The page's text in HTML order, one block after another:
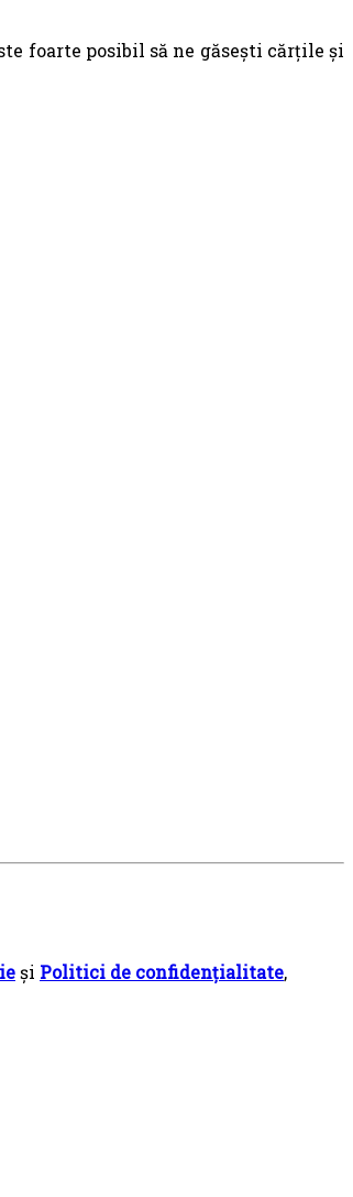
foarte posibil să ne găsești cărțile și
și Politici de confidențialitate,